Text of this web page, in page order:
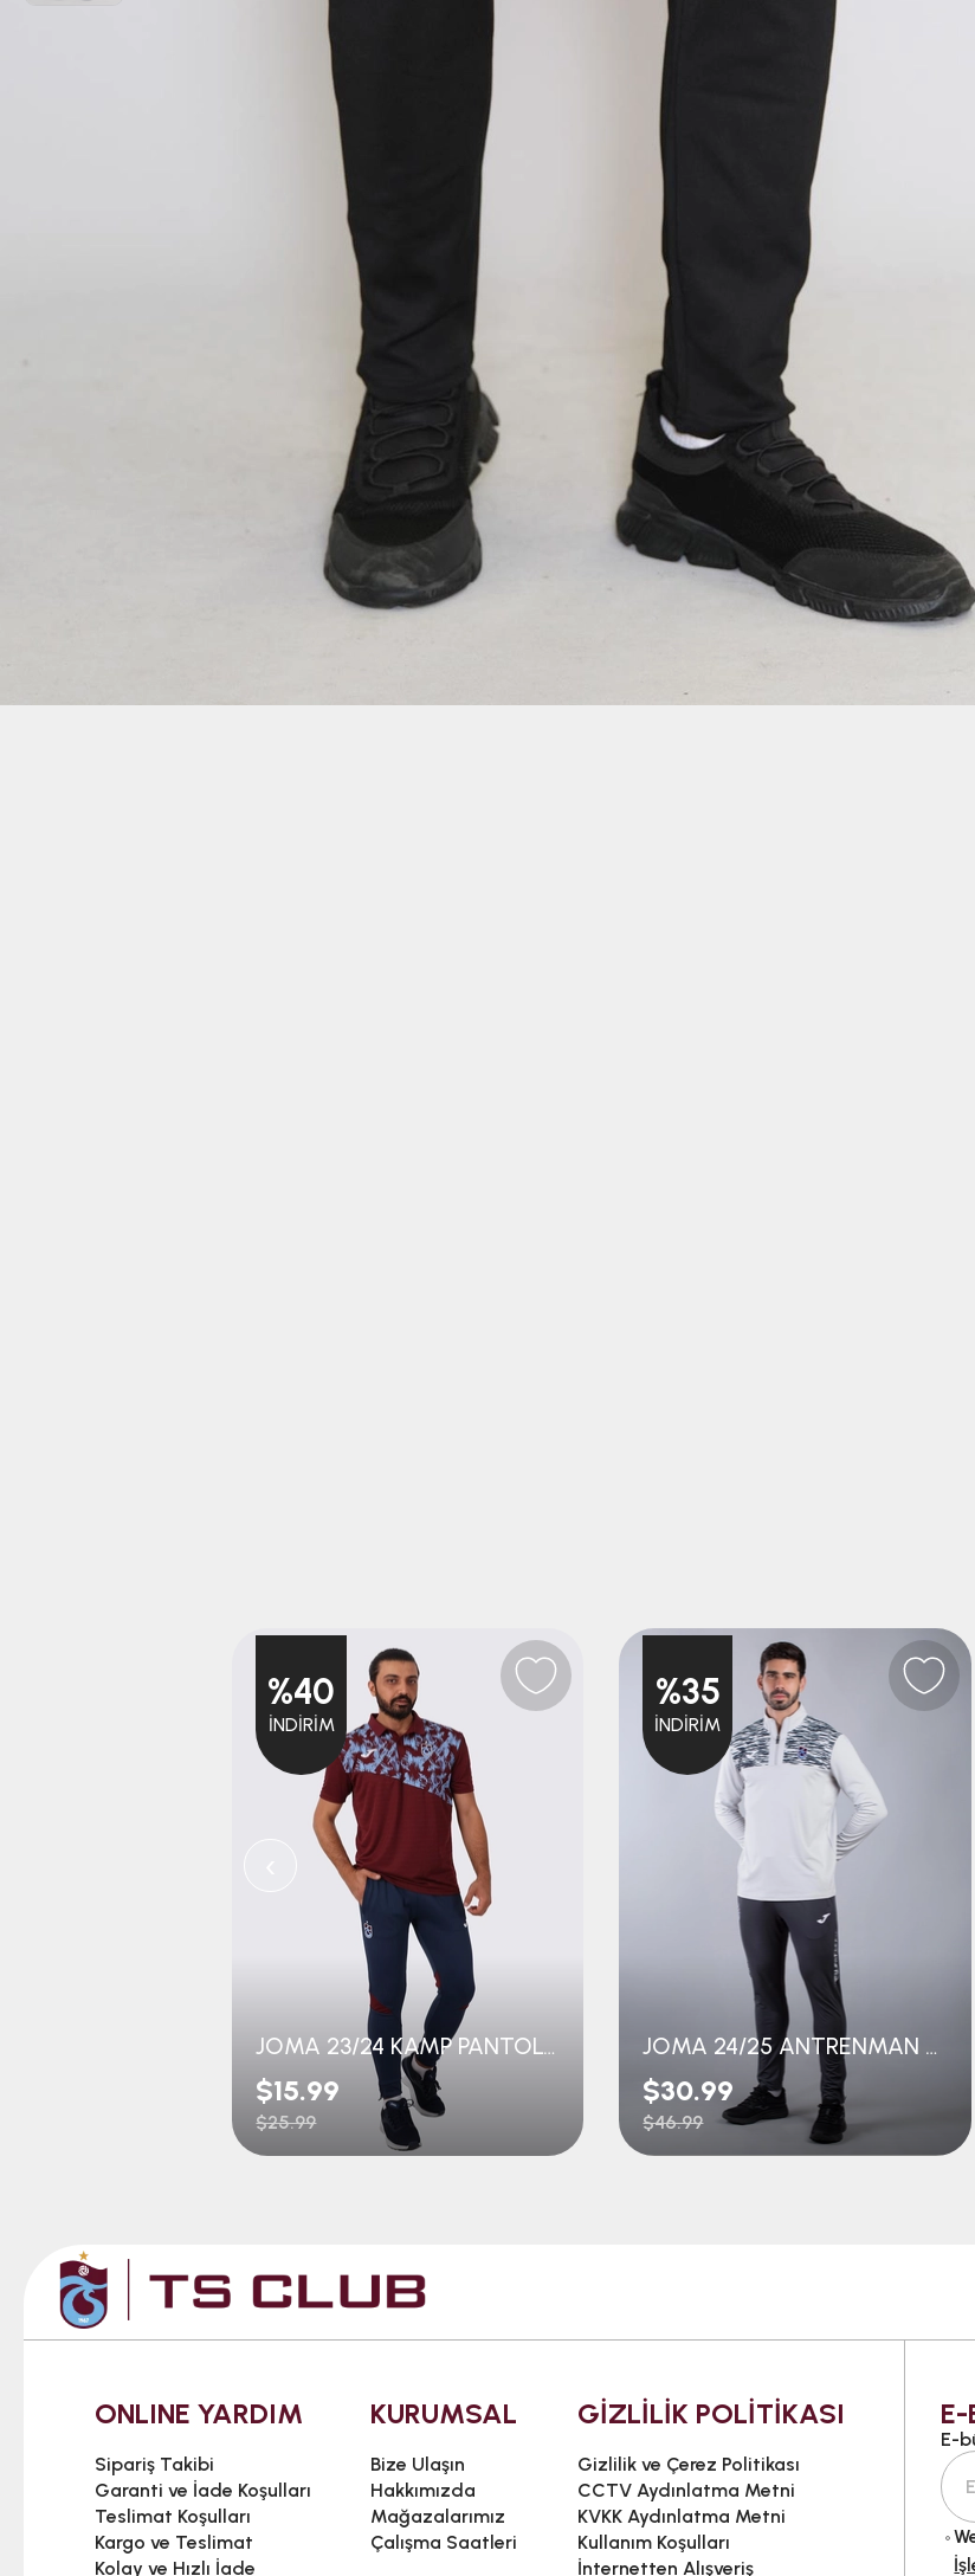
JOMA 23/24 KAMP PANTOLON
$15.99
$25.99
%40
İNDIRIM
JOMA 24/25 ANTRENMAN PANTOLON
$30.99
$46.99
%35
İNDIRIM
ONLINE YARDIM
Sipariş Takibi
Garanti ve İade Koşulları
Teslimat Koşulları
Kargo ve Teslimat
Kolay ve Hızlı İade
KURUMSAL
Bize Ulaşın
Hakkımızda
Mağazalarımız
Çalışma Saatleri
GİZLİLİK POLİTİKASI
Gizlilik ve Çerez Politikası
CCTV Aydınlatma Metni
KVKK Aydınlatma Metni
Kullanım Koşulları
İnternetten Alışveriş
E-
E-